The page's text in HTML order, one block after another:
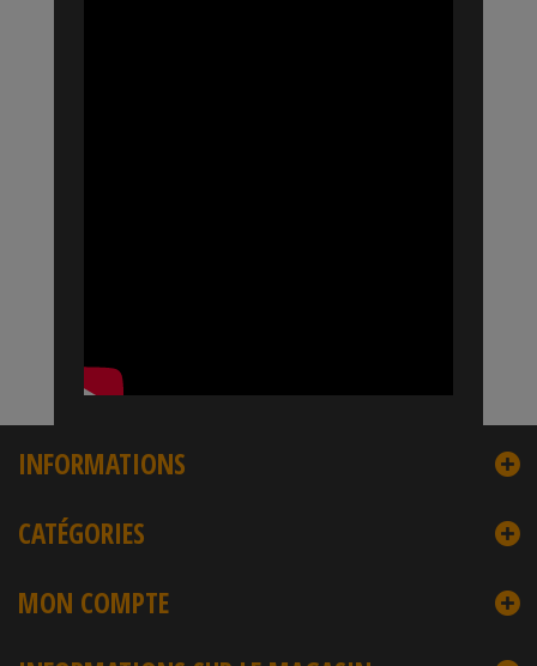
INFORMATIONS
CATÉGORIES
MON COMPTE